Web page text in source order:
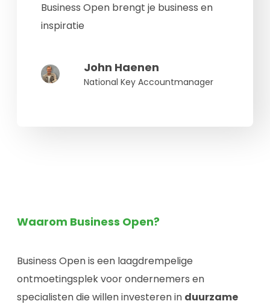
Business Open brengt je business en
inspiratie
John Haenen
National Key Accountmanager
Waarom Business Open?
Business Open is een laagdrempelige
ontmoetingsplek voor ondernemers en
specialisten die willen investeren in duurzame